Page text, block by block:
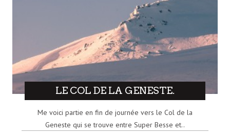
LE COL DE LA GENESTE.
Me voici partie en fin de journée vers le Col de la
Geneste qui se trouve entre Super Besse et..